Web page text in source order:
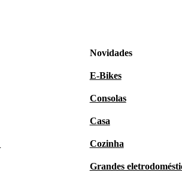
Novidades
E-Bikes
Consolas
Casa
Cozinha
Grandes